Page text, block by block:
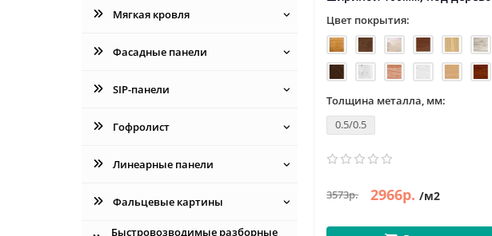
Мягкая кровля
Фасадные панели
SIP-панели
Гофролист
Линеарные панели
Фальцевые картины
Быстровозводимые разборные
Цвет покрытия:
Толщина металла, мм:
0.5/0.5
3573р. 2966р. /м2